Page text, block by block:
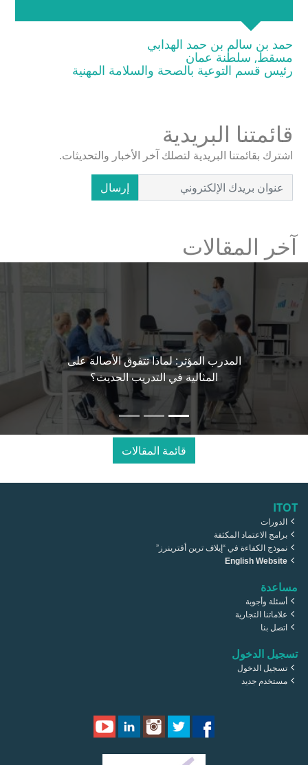
حمد بن سالم بن حمد الهدابي
مسقط, سلطنة عمان
رئيس قسم التوعية بالصحة والسلامة المهنية
قائمتنا البريدية
اشترك بقائمتنا البريدية لتصلك آخر الأخبار والتحديثات.
إرسال
آخر المقالات
المدرب المؤثر: لماذا تتفوق الأصالة على
المثالية في التدريب الحديث؟
قائمة المقالات
ITOT
الدورات
برامج الاعتماد المكثفة
نموذج الكفاءة في “إيلاف ترين أفترينرز”
English Website
مساعدة
أسئلة وأجوبة
علاماتنا التجارية
اتصل بنا
تسجيل الدخول
تسجيل الدخول
مستخدم جديد